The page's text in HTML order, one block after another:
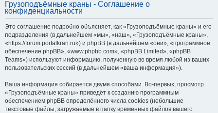
с
Грузоподъёмные краны - Соглашение о
конфиденциальности
Это соглашение подробно объясняет, как «Грузоподъёмные краны» и его
подразделения (в дальнейшем «мы», «наш», «Грузоподъёмные краны»,
«https://forum.portalkran.ru») и phpBB (в дальнейшем «они», «программное
обеспечение phpBB», «www.phpbb.com», «phpBB Limited», «phpBB
Teams») используют информацию, полученную во время любой из ваших
пользовательских сессий (в дальнейшем «ваша информация»).
Ваша информация собирается двумя способами. Во-первых, просмотр
«Грузоподъёмные краны» приведёт к созданию программным
обеспечением phpBB определённого числа cookies (небольшие
текстовые файлы, загружаемые в папку временных файлов вашего